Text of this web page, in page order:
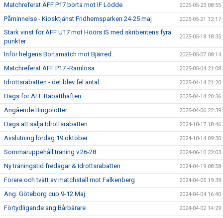
Matchreferat ÄFF P17 borta mot IF Lödde 2025-05-23 08:55
Påminnelse - Kiosktjänst Fridhemsparken 24-25 maj 2025-05-21 12:17
Stark vinst för ÄFF U17 mot Höörs IS med skribentens fyra
punkter
2025-05-18 18:35
Inför helgens Bortamatch mot Bjärred. 2025-05-07 08:14
Matchreferat ÄFF P17 -Ramlösa 2025-05-04 21:08
Idrottsrabatten - det blev fel antal 2025-04-14 21:20
Dags för ÄFF Rabatthäften 2025-04-14 20:36
Angående Bingolotter 2025-04-06 22:39
Dags att sälja Idrottsrabatten 2024-10-17 18:46
Avslutning lördag 19 oktober 2024-10-14 09:30
Sommaruppehåll träning v.26-28 2024-06-10 22:03
Ny träningstid fredagar & Idrottsrabatten 2024-04-19 08:58
Förare och tvätt av matchställ mot Falkenberg 2024-04-05 19:39
Ang. Göteborg cup 9-12 Maj. 2024-04-04 16:40
Förtydligande ang Bårbärare 2024-04-02 14:29